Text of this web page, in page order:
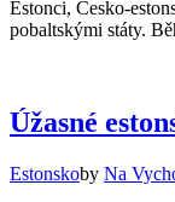
Estonci, Česko-
pobaltskými státy.
Úžasné
Estonskoby Na